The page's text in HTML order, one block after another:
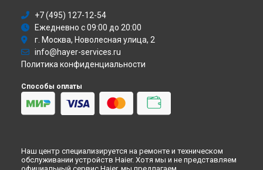
+7 (495) 127-12-54
Ежедневно с 09:00 до 20:00
г. Москва, Новолесная улица, 2
info@hayer-services.ru
Политика конфиденциальности
Способы оплаты
Наш центр специализируется на ремонте и техническом
обслуживании устройств Haier. Хотя мы и не представляем